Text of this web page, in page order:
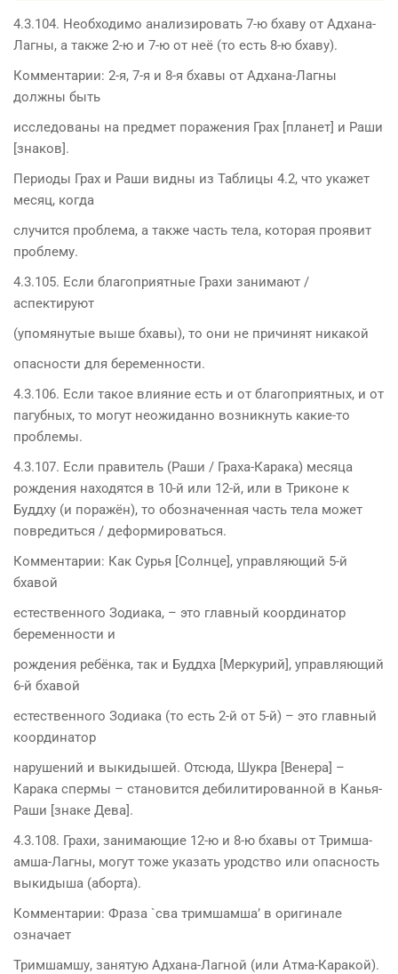
4.3.104. Необходимо анализировать 7-ю бхаву от Адхана-
Лагны, а также 2-ю и 7-ю от неё (то есть 8-ю бхаву).
Комментарии: 2-я, 7-я и 8-я бхавы от Адхана-Лагны
должны быть
исследованы на предмет поражения Грах [планет] и Раши
[знаков].
Периоды Грах и Раши видны из Таблицы 4.2, что укажет
месяц, когда
случится проблема, а также часть тела, которая проявит
проблему.
4.3.105. Если благоприятные Грахи занимают /
аспектируют
(упомянутые выше бхавы), то они не причинят никакой
опасности для беременности.
4.3.106. Если такое влияние есть и от благоприятных, и от
пагубных, то могут неожиданно возникнуть какие-то
проблемы.
4.3.107. Если правитель (Раши / Граха-Карака) месяца
рождения находятся в 10-й или 12-й, или в Триконе к
Буддху (и поражён), то обозначенная часть тела может
повредиться / деформироваться.
Комментарии: Как Сурья [Солнце], управляющий 5-й
бхавой
естественного Зодиака, – это главный координатор
беременности и
рождения ребёнка, так и Буддха [Меркурий], управляющий
6-й бхавой
естественного Зодиака (то есть 2-й от 5-й) – это главный
координатор
нарушений и выкидышей. Отсюда, Шукра [Венера] –
Карака спермы – становится дебилитированной в Канья-
Раши [знаке Дева].
4.3.108. Грахи, занимающие 12-ю и 8-ю бхавы от Тримша-
амша-Лагны, могут тоже указать уродство или опасность
выкидыша (аборта).
Комментарии: Фраза `сва тримшамша’ в оригинале
означает
Тримшамшу, занятую Адхана-Лагной (или Атма-Каракой).